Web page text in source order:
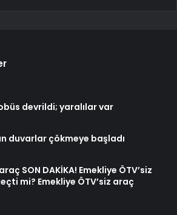
devrildi; yaralılar var
duvarlar çökmeye başladı
SON DAKİKA! Emekliye ÖTV’siz
mi? Emekliye ÖTV’siz araç